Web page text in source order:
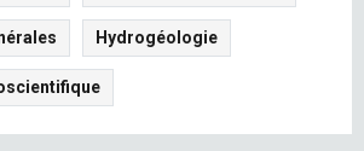
Hydrogéologie